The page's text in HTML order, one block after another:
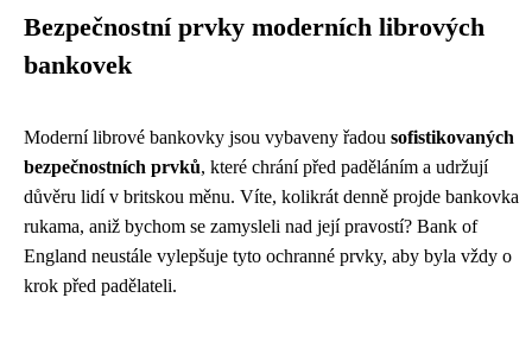
Bezpečnostní prvky moderních librových
bankovek
Moderní librové bankovky jsou vybaveny řadou sofistikovaných
bezpečnostních prvků, které chrání před paděláním a udržují
důvěru lidí v britskou měnu. Víte, kolikrát denně projde bankovka
rukama, aniž bychom se zamysleli nad její pravostí? Bank of
England neustále vylepšuje tyto ochranné prvky, aby byla vždy o
krok před padělateli.